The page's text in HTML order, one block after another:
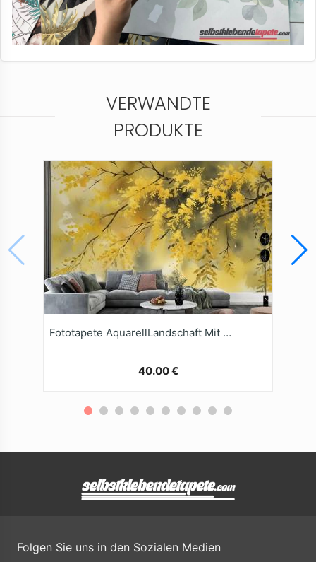
VERWANDTE
PRODUKTE
Fototapete AquarellLandschaft Mit Gelben Bäumen
40.00 €
Folgen Sie uns in den Sozialen Medien